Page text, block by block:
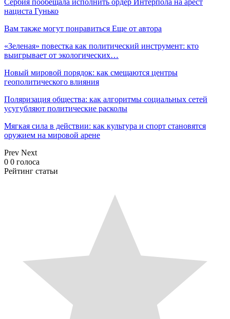
нациста Гунько
Вам также могут понравиться Еще от автора
«Зеленая» повестка как политический инструмент: кто
выигрывает от экологических…
Новый мировой порядок: как смещаются центры
геополитического влияния
Поляризация общества: как алгоритмы социальных сетей
усугубляют политические расколы
Мягкая сила в действии: как культура и спорт становятся
оружием на мировой арене
Prev Next
0 0 голоса
Рейтинг статьи